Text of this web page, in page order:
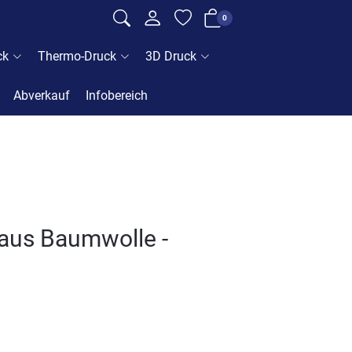
0
Thermo-Druck 3D Druck
Abverkauf Infobereich
Baumwolle -